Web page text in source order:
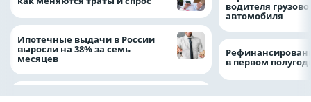
Ипотечные выдачи в России
выросли на 38% за семь
месяцев
водителя
автомобиля
в первом